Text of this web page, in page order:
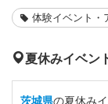
体験イベント・
夏休みイベン
茨城県の夏休み